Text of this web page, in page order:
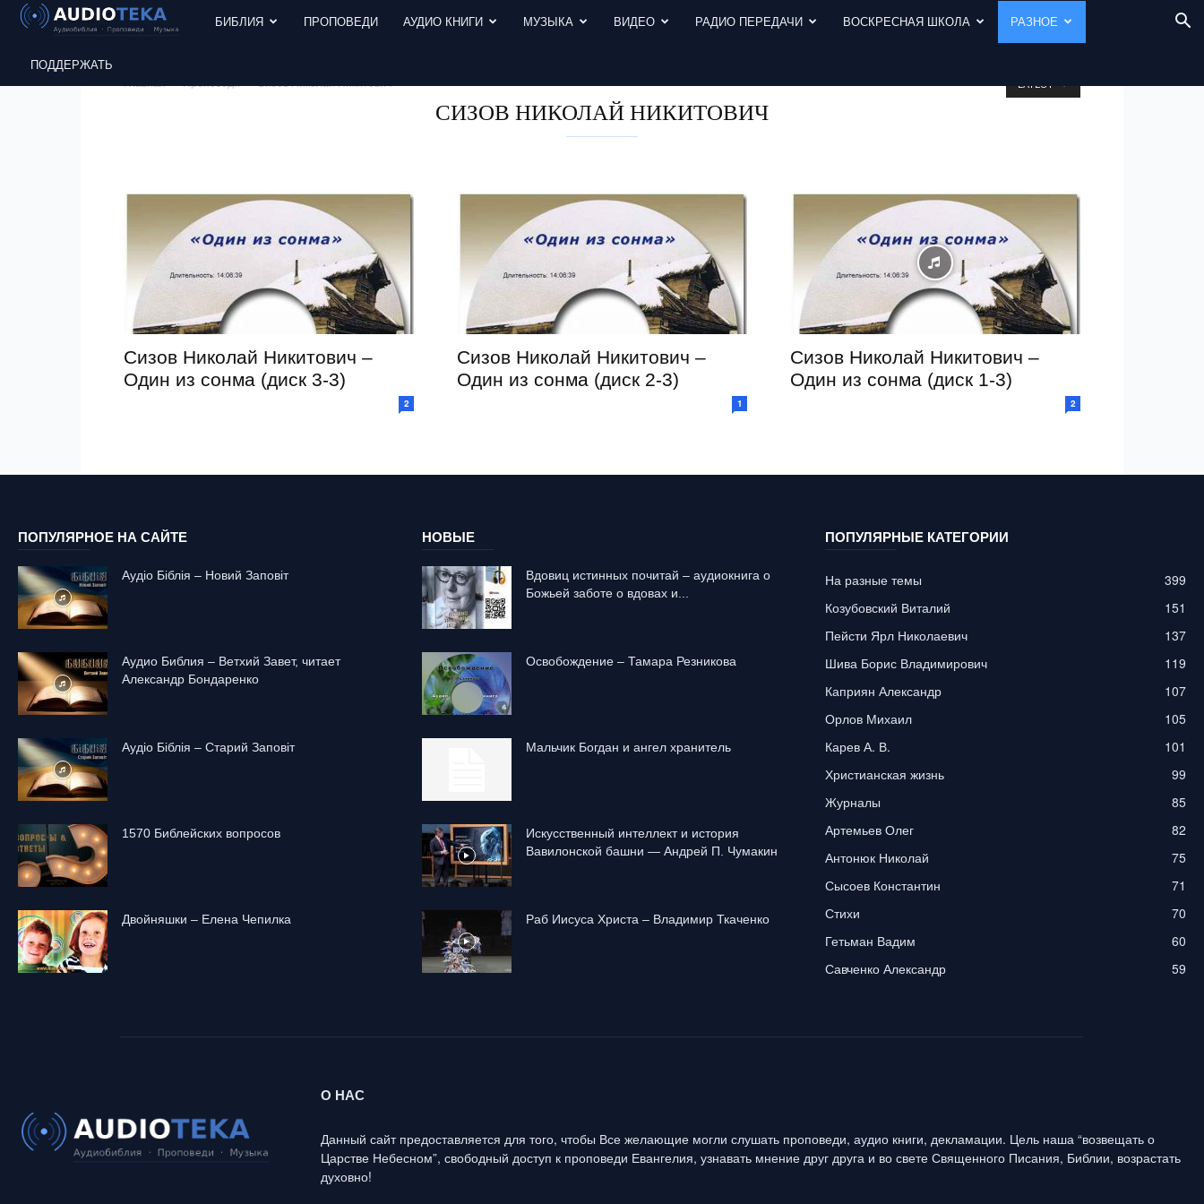
БИБЛИЯ ПРОПОВЕДИ АУДИО КНИГИ МУЗЫКА ВИДЕО РАДИО ПЕРЕДАЧИ ВОСКРЕСНАЯ ШКОЛА РАЗНОЕ
ПОДДЕРЖАТЬ
СИЗОВ НИКОЛАЙ НИКИТОВИЧ
LATEST
Сизов Николай Никитович –
Один из сонма (диск 3-3)
2
Сизов Николай Никитович –
Один из сонма (диск 2-3)
1
Сизов Николай Никитович –
Один из сонма (диск 1-3)
2
ПОПУЛЯРНОЕ НА САЙТЕ
Аудіо Біблія – Новий Заповіт
Аудио Библия – Ветхий Завет, читает
Александр Бондаренко
Аудіо Біблія – Старий Заповіт
1570 Библейских вопросов
Двойняшки – Елена Чепилка
НОВЫЕ
Вдовиц истинных почитай – аудиокнига о
Божьей заботе о вдовах и...
Освобождение – Тамара Резникова
Mальчик Богдан и ангел хранитель
Искусственный интеллект и история
Вавилонской башни — Андрей П. Чумакин
Раб Иисуса Христа – Владимир Ткаченко
ПОПУЛЯРНЫЕ КАТЕГОРИИ
На разные темы
399
Козубовский Виталий
151
Пейсти Ярл Николаевич
137
Шива Борис Владимирович
119
Каприян Александр
107
Орлов Михаил
105
Карев А. В.
101
Христианская жизнь
99
Журналы
85
Артемьев Олег
82
Антонюк Николай
75
Сысоев Константин
71
Стихи
70
Гетьман Вадим
60
Савченко Александр
59
О НАС
Данный сайт предоставляется для того, чтобы Все желающие могли слушать проповеди, аудио книги, декламации. Цель наша “возвещать о
Царстве Небесном”, свободный доступ к проповеди Евангелия, узнавать мнение друг друга и во свете Священного Писания, Библии, возрастать
духовно!